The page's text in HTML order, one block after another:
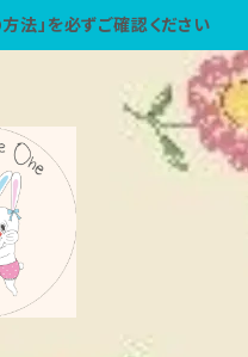
法」を必ずご確認ください